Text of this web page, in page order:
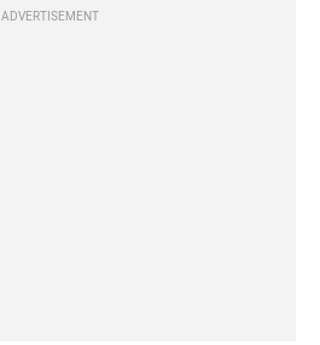
ADVERTISEMENT